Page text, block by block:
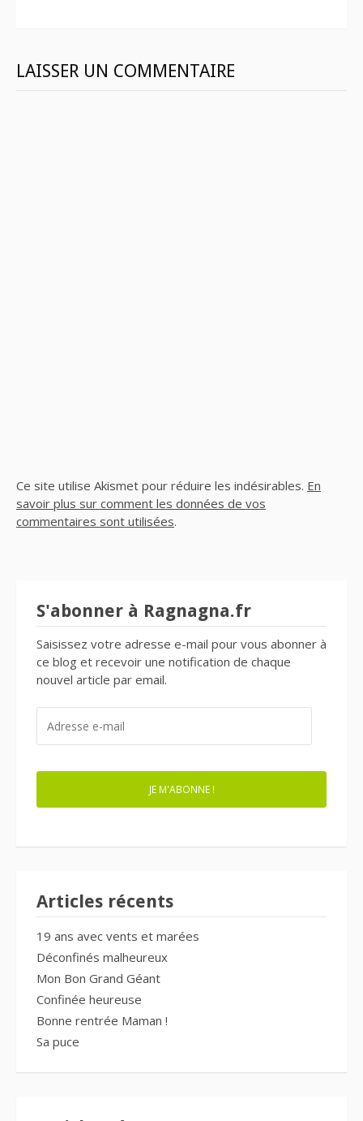
LAISSER UN COMMENTAIRE
Ce site utilise Akismet pour réduire les indésirables. En
savoir plus sur comment les données de vos
commentaires sont utilisées.
S'abonner à Ragnagna.fr
Saisissez votre adresse e-mail pour vous abonner à
ce blog et recevoir une notification de chaque
nouvel article par email.
MAIL
JE M'ABONNE !
Articles récents
19 ans avec vents et marées
Déconfinés malheureux
Mon Bon Grand Géant
Confinée heureuse
Bonne rentrée Maman !
Sa puce